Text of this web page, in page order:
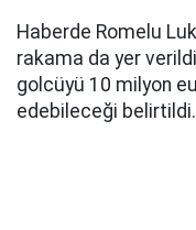
Haberde Romelu
rakama da yer
golcüyü 10 milyon
edebileceği belirtildi.